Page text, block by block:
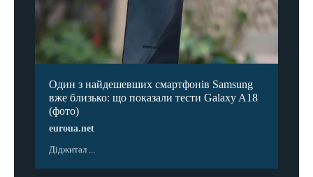
Один з найдешевших смартфонів Samsung
вже близько: що показали тести Galaxy A18
(фото)
euroua.net
Діджитал ...